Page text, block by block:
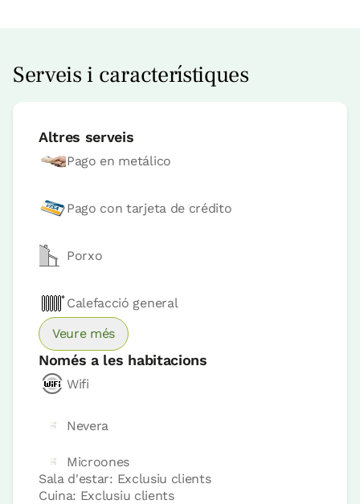
apartament
Apartament 4 pax
Accesible
Serveis i característiques
Altres serveis
Pago en metálico
Pago con tarjeta de crédito
Porxo
Calefacció general
Veure més
Només a les habitacions
Wifi
Nevera
Microones
Sala d'estar: Exclusiu clients
Cuina: Exclusiu clients